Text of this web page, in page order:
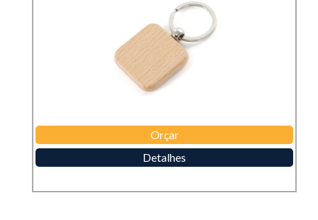
Orçar
Detalhes